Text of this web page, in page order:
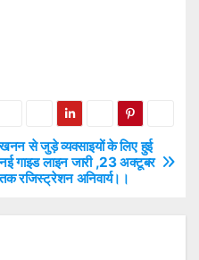
खनन से जुड़े व्यवसाइयों के लिए हुई
नई गाइड लाइन जारी ,23 अक्टूबर
तक रजिस्ट्रेशन अनिवार्य।।